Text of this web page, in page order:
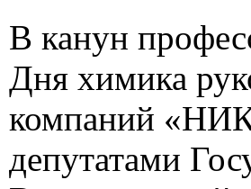
В канун
Дня химика
компаний
депутатами